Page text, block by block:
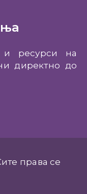
и ресурси на
директно до
права се